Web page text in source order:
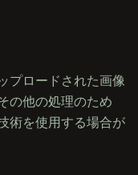
プロードされた画像
の他の処理のため
術を使用する場合が